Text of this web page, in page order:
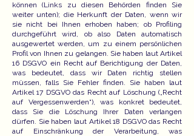
können (Links zu diesen Behörden finden Sie
weiter unten); die Herkunft der Daten, wenn wir
sie nicht bei Ihnen erhoben haben; ob Profiling
durchgeführt wird, ob also Daten automatisch
ausgewertet werden, um zu einem persönlichen
Profil von Ihnen zu gelangen. Sie haben laut Artikel
16 DSGVO ein Recht auf Berichtigung der Daten,
was bedeutet, dass wir Daten richtig stellen
müssen, falls Sie Fehler finden. Sie haben laut
Artikel 17 DSGVO das Recht auf Löschung („Recht
auf Vergessenwerden“), was konkret bedeutet,
dass Sie die Löschung Ihrer Daten verlangen
dürfen. Sie haben laut Artikel 18 DSGVO das Recht
auf Einschränkung der Verarbeitung, was